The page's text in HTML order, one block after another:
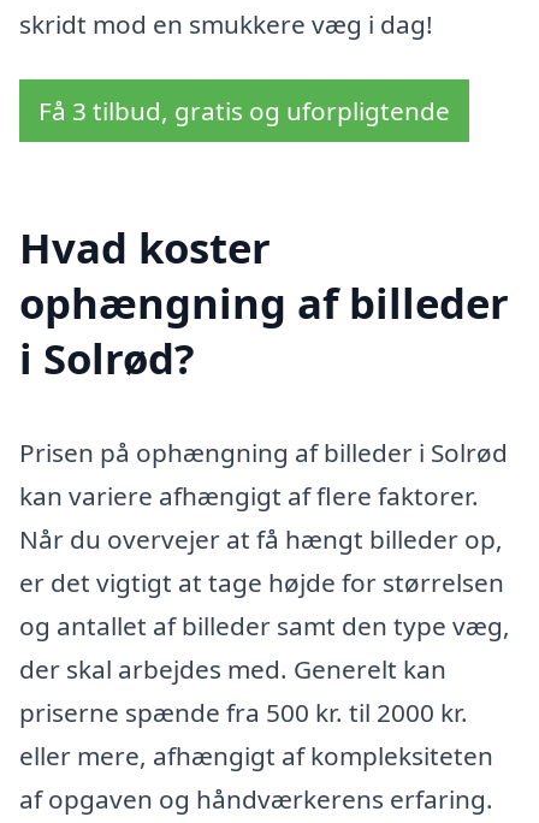
skridt mod en smukkere væg i dag!
Få 3 tilbud, gratis og uforpligtende
Hvad koster
ophængning af billeder
i Solrød?
Prisen på ophængning af billeder i Solrød
kan variere afhængigt af flere faktorer.
Når du overvejer at få hængt billeder op,
er det vigtigt at tage højde for størrelsen
og antallet af billeder samt den type væg,
der skal arbejdes med. Generelt kan
priserne spænde fra 500 kr. til 2000 kr.
eller mere, afhængigt af kompleksiteten
af opgaven og håndværkerens erfaring.